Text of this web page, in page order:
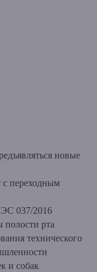
новые
с переходным
037/2016
полости рта
технического
и собак